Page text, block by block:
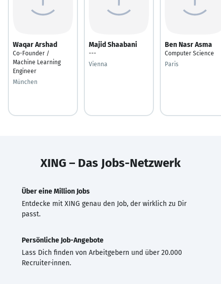
Waqar Arshad
Co-Founder /
Machine Learning
Engineer
München
Majid Shaabani
---
Vienna
Ben Nasr Asma
Computer Science
Paris
XING – Das Jobs-Netzwerk
Über eine Million Jobs
Entdecke mit XING genau den Job, der wirklich zu Dir
passt.
Persönliche Job-Angebote
Lass Dich finden von Arbeitgebern und über 20.000
Recruiter·innen.